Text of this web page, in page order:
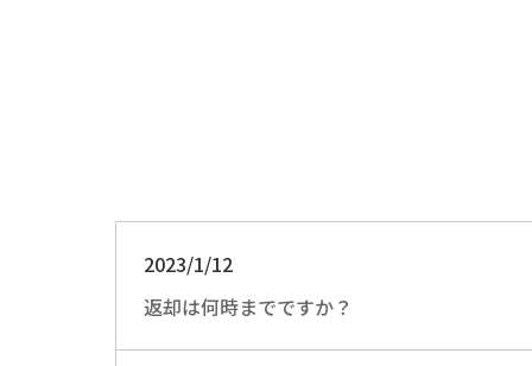
2023/1/12
返却は何時までですか？